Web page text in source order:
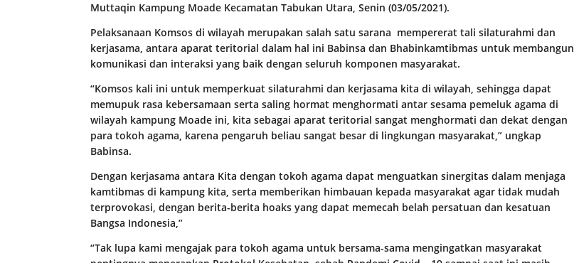
Muttaqin Kampung Moade Kecamatan Tabukan Utara, Senin (03/05/2021).
Pelaksanaan Komsos di wilayah merupakan salah satu sarana mempererat tali silaturahmi dan
kerjasama, antara aparat teritorial dalam hal ini Babinsa dan Bhabinkamtibmas untuk membangun
komunikasi dan interaksi yang baik dengan seluruh komponen masyarakat.
“Komsos kali ini untuk memperkuat silaturahmi dan kerjasama kita di wilayah, sehingga dapat
memupuk rasa kebersamaan serta saling hormat menghormati antar sesama pemeluk agama di
wilayah kampung Moade ini, kita sebagai aparat teritorial sangat menghormati dan dekat dengan
para tokoh agama, karena pengaruh beliau sangat besar di lingkungan masyarakat,” ungkap
Babinsa.
Dengan kerjasama antara Kita dengan tokoh agama dapat menguatkan sinergitas dalam menjaga
kamtibmas di kampung kita, serta memberikan himbauan kepada masyarakat agar tidak mudah
terprovokasi, dengan berita-berita hoaks yang dapat memecah belah persatuan dan kesatuan
Bangsa Indonesia,”
“Tak lupa kami mengajak para tokoh agama untuk bersama-sama mengingatkan masyarakat